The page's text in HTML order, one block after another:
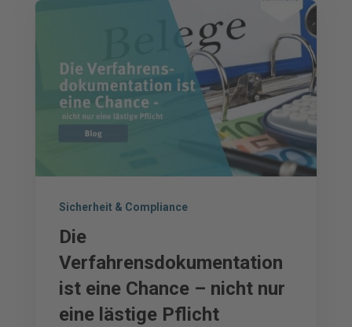
Sicherheit & Compliance
Die
Verfahrensdokumentation
ist eine Chance – nicht nur
eine lästige Pflicht